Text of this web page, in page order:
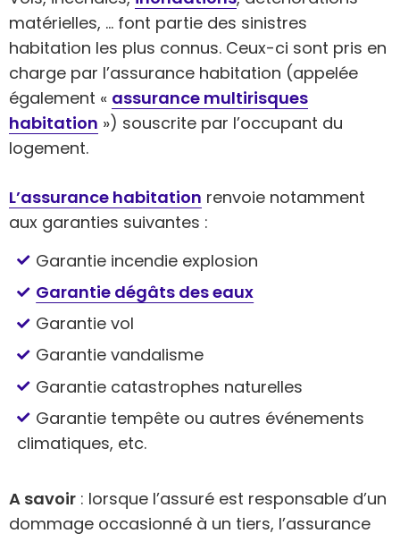
matérielles, … font partie des sinistres
habitation les plus connus. Ceux-ci sont pris en
charge par l’assurance habitation (appelée
également « assurance multirisques
habitation ») souscrite par l’occupant du
logement.
L’assurance habitation renvoie notamment
aux garanties suivantes :
Garantie incendie explosion
Garantie dégâts des eaux
Garantie vol
Garantie vandalisme
Garantie catastrophes naturelles
Garantie tempête ou autres événements
climatiques, etc.
A savoir : lorsque l’assuré est responsable d’un
dommage occasionné à un tiers, l’assurance